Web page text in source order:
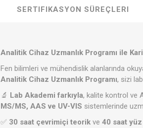
SERTIFIKASYON SÜREÇLERI
Analitik Cihaz Uzmanlık Programı ile
Fen bilimleri ve mühendislik alanlarında
Analitik Cihaz Uzmanlık Programı, sizi
🔬 Lab Akademi farkıyla, kalite kontrol ve
MS/MS, AAS ve UV-VIS sistemlerinde
✅ 30 saat çevrimiçi teorik ve40 saat